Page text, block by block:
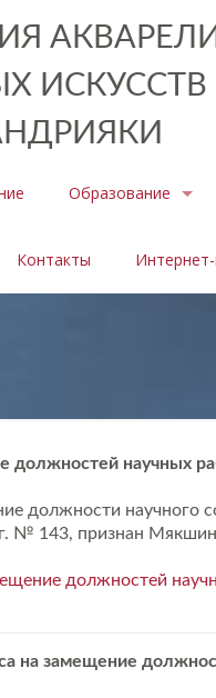
ИСКУССТВ
Образование
Контакты
должностей научных
должности научного
№ 143, признан
должностей
на замещение